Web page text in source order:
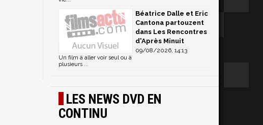
Béatrice Dalle et Eric
Cantona partouzent
dans Les Rencontres
d'Après Minuit
09/08/2026, 14:13
Un film à aller voir seul ou à
plusieurs ...
LES NEWS DVD EN
CONTINU